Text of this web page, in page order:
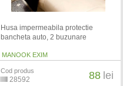
Husa impermeabila protectie
bancheta auto, 2 buzunare
MANOOK EXIM
Cod produs
28592 88 lei